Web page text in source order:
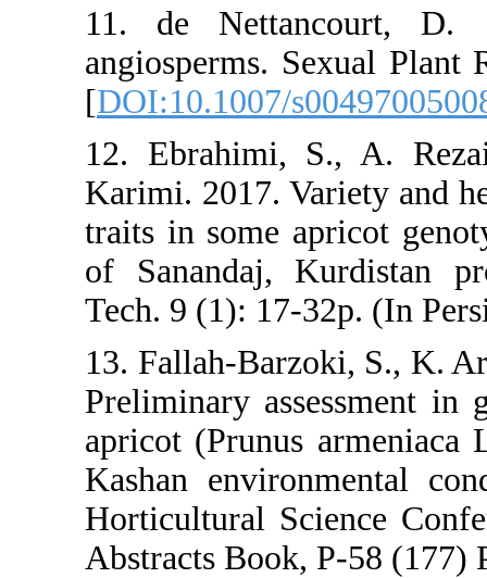
11. de
angiosperms.
[DOI:10.1007/
12.
Karimi. 2017.
traits in some
of Sanandaj,
Tech. 9 (1):
13. Fallah-
Preliminary
apricot
Kashan
Horticultural
Abstracts